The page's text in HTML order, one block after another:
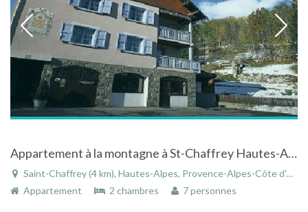
Appartement à la montagne à St-Chaffrey Hautes-Alpes
Saint-Chaffrey (4 km), Hautes-Alpes, Provence-Alpes-Côte d'Azur, France
Appartement
2 chambres 7 personnes